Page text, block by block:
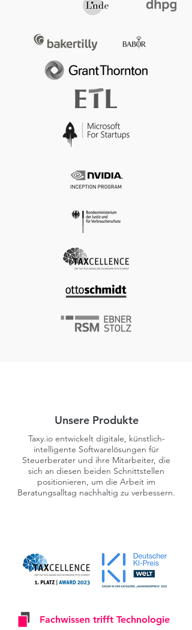
Unsere Produkte
Taxy.io entwickelt digitale, künstlich-
intelligente Softwarelösungen für
Steuerberater und ihre Mitarbeiter, die
sich an diesen beiden Schnittstellen
positionieren, um die Arbeit im
Beratungsalltag nachhaltig zu verbessern.
Fachwissen trifft Technologie